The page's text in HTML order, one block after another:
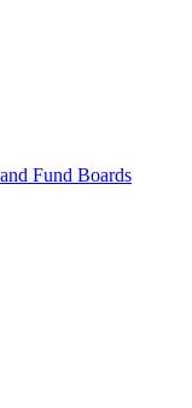
Fund Boards